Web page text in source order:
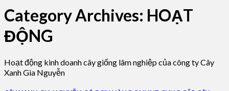
Category Archives: HOẠT
ĐỘNG
Hoạt động kinh doanh cây giống lâm nghiệp của công ty Cây
Xanh Gia Nguyễn